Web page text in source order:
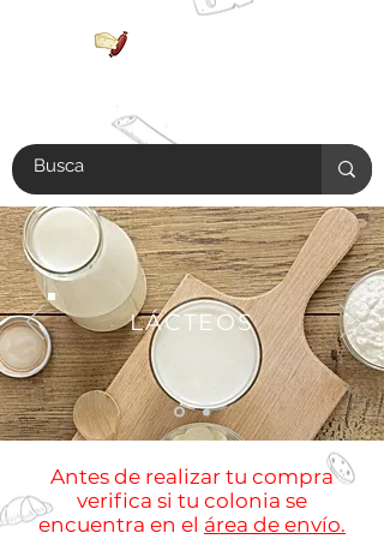
LÁCTEOS
Antes de realizar tu compra
verifica si tu colonia se
encuentra en el área de envío.